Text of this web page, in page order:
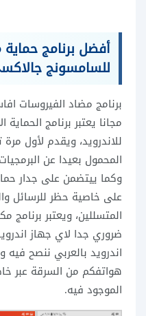
أفضل برنامج
للسامسونج
برنامج مضاد الفيروسات
مجانا يعتبر برنامج الحماية
للاندرويد، ويقدم لأول
المحمول بعيدا عن
وكما ييتضمن على جدار
على خاصية حظر للرسائل
المتسللين، ويعتبر
ضروري جدا لاي جهاز
اندرويد بالعربي ننصح
هواتفكم من السرقة عبر
الموجود فيه.